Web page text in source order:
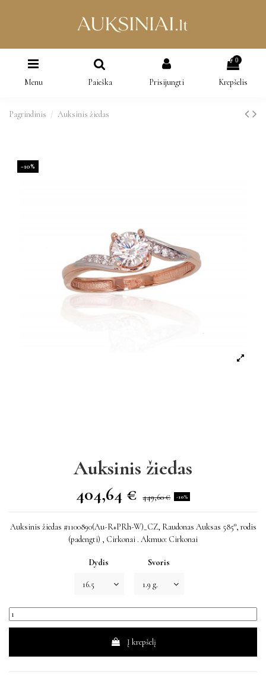
Menu Paieška Prisijungti
0
Krepšelis
Pagrindinis Auksinis žiedas
−10%
Auksinis žiedas
404,64 € 449,60 € -10%
Auksinis žiedas #1100890(Au-R+PRh-W)_CZ, Raudonas Auksas 585°, rodis
(padengti) , Cirkonai . Akmuo: Cirkonai
Dydis Svoris
Į krepšelį